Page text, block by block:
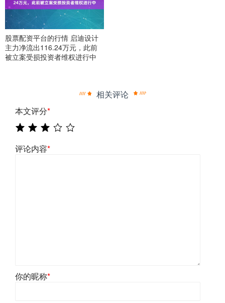
股票配资平台的行情 启迪设计
主力净流出116.24万元，此前
被立案受损投资者维权进行中
相关评论
本文评分*
评论内容*
你的昵称*